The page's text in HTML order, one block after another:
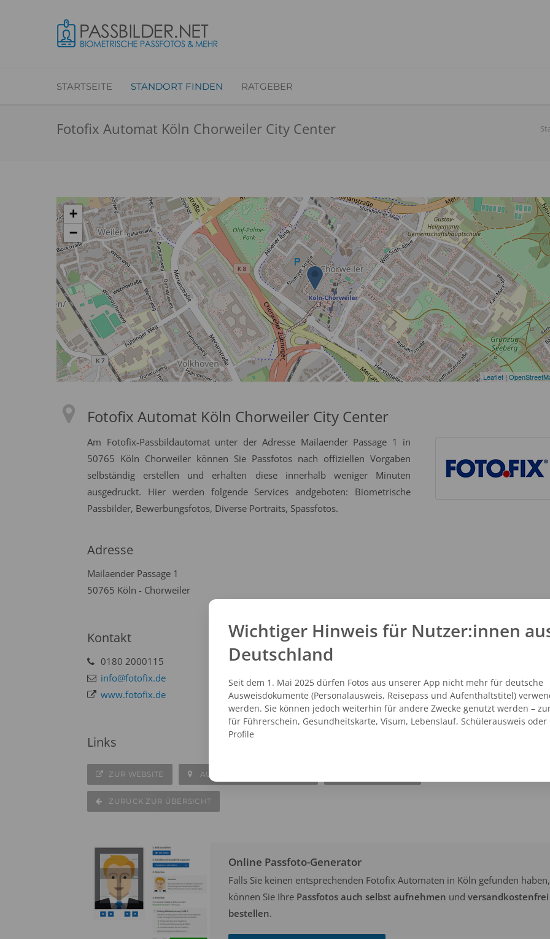
STARTSEITE STANDORT FINDEN RATGEBER
Fotofix Automat Köln Chorweiler City Center
+
−
Leaflet |
Fotofix Automat Köln Chorweiler City Center
Am Fotofix-Passbildautomat unter der Adresse Mailaender Passage 1 in
50765 Köln Chorweiler können Sie Passfotos nach offiziellen Vorgaben
selbständig erstellen und erhalten diese innerhalb weniger Minuten
ausgedruckt. Hier werden folgende Services andgeboten: Biometrische
Passbilder, Bewerbungsfotos, Diverse Portraits, Spassfotos.
Adresse
Mailaender Passage 1
50765 Köln - Chorweiler
Kontakt
0180 2000115
info@fotofix.de
www.fotofix.de
Links
ZUR WEBSITE AUF DER KARTE ANZEIGEN
ZURÜCK ZUR ÜBERSICHT
Online Passfoto-Generator
Falls Sie keinen entsprechenden Fotofix Automaten in Köln gefunden haben,
können Sie Ihre Passfotos auch selbst aufnehmen und versandkostenfrei
bestellen.
Wichtiger Hinweis für Nutzer:innen
Deutschland
Seit dem 1. Mai 2025 dürfen Fotos aus unserer App nicht mehr für deutsche
Ausweisdokumente (Personalausweis, Reisepass und Aufenthaltstitel)
werden. Sie können jedoch weiterhin für andere Zwecke genutzt werden –
für Führerschein, Gesundheitskarte, Visum, Lebenslauf, Schülerausweis oder
Profile